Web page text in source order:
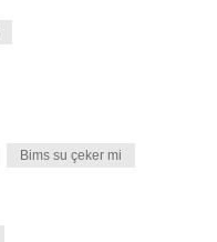
Bims su çeker mi